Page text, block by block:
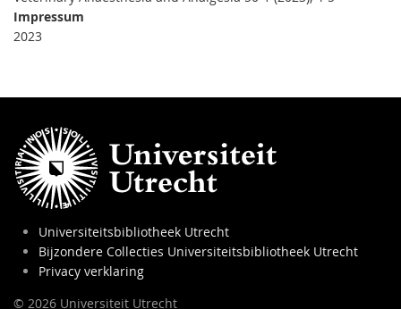
Impressum
2023
Universiteitsbibliotheek Utrecht
Bijzondere Collecties Universiteitsbibliotheek Utrecht
Privacy verklaring
© 2026 Universiteit Utrecht